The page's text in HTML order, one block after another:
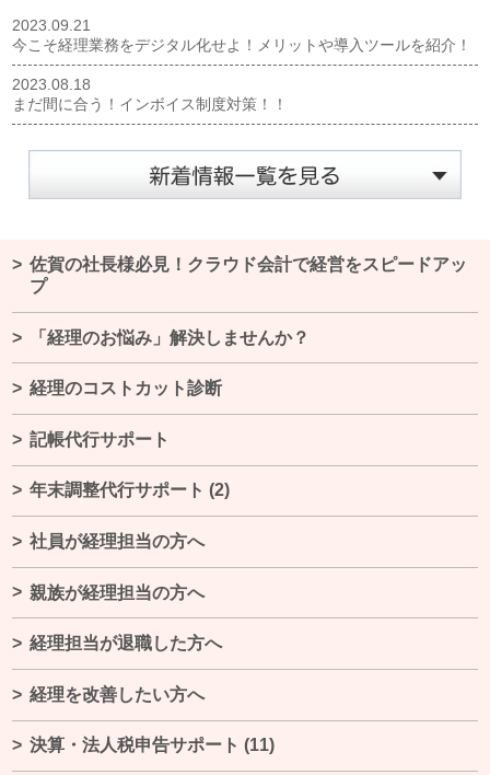
2023.09.21
今こそ経理業務をデジタル化せよ！メリットや導入ツールを紹介！
2023.08.18
まだ間に合う！インボイス制度対策！！
佐賀の社長様必見！クラウド会計で経営をスピードアッ
プ
「経理のお悩み」解決しませんか？
経理のコストカット診断
記帳代行サポート
年末調整代行サポート (2)
社員が経理担当の方へ
親族が経理担当の方へ
経理担当が退職した方へ
経理を改善したい方へ
決算・法人税申告サポート (11)